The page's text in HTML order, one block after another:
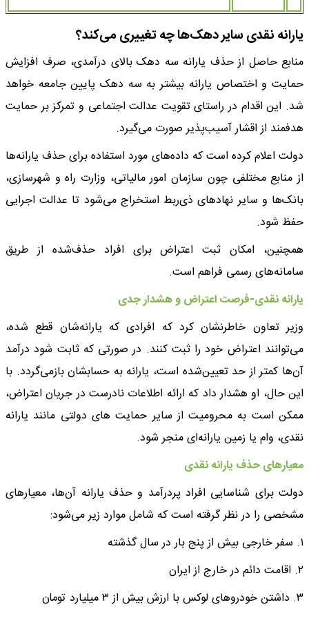
یارانه نقدی سایر دهک‌ها چه تغییری می‌کند؟
منابع حاصل از حذف یارانه سه دهک بالای درآمدی، صرف افزایش
حمایت و اختصاص یارانه بیشتر به سه دهک پایین جامعه خواهد
شد. این اقدام در راستای تقویت عدالت اجتماعی و تمرکز بر حمایت
هدفمند از اقشار آسیب‌پذیر صورت می‌گیرد.
دولت اعلام کرده است که داده‌های مورد استفاده برای حذف یارانه‌ها
از منابع مختلفی چون سازمان امور مالیاتی، وزارت راه و شهرسازی،
بانک‌ها و سایر نهادهای ذی‌ربط استخراج می‌شود تا عدالت اجرایی
حفظ شود.
همچنین، امکان ثبت اعتراض برای افراد حذف‌شده از طریق
سامانه‌های رسمی فراهم است.
یارانه نقدی-فرصت اعتراض و هشدار جدی
وزیر تعاون خاطرنشان کرد که افرادی که یارانه‌شان قطع شده،
می‌توانند اعتراض خود را ثبت کنند. در صورتی که ثابت شود درآمد
آن‌ها کمتر از حد تعیین‌شده است، یارانه به حسابشان بازمی‌گردد. با
این حال، او هشدار داد که ارائه اطلاعات نادرست در جریان اعتراض،
ممکن است به محرومیت از سایر حمایت‌ های دولتی مانند یارانه
نقدی، وام یا زمین یارانه‌ای منجر شود.
معیارهای حذف یارانه نقدی
دولت برای شناسایی افراد پردرآمد و حذف یارانه آن‌ها، معیارهای
مشخصی را در نظر گرفته است که شامل موارد زیر می‌شود:
۱. سفر خارجی بیش از پنج بار در سال گذشته
۲. اقامت دائم در خارج از ایران
۳. داشتن خودروهای لوکس با ارزش بیش از ۳ میلیارد تومان